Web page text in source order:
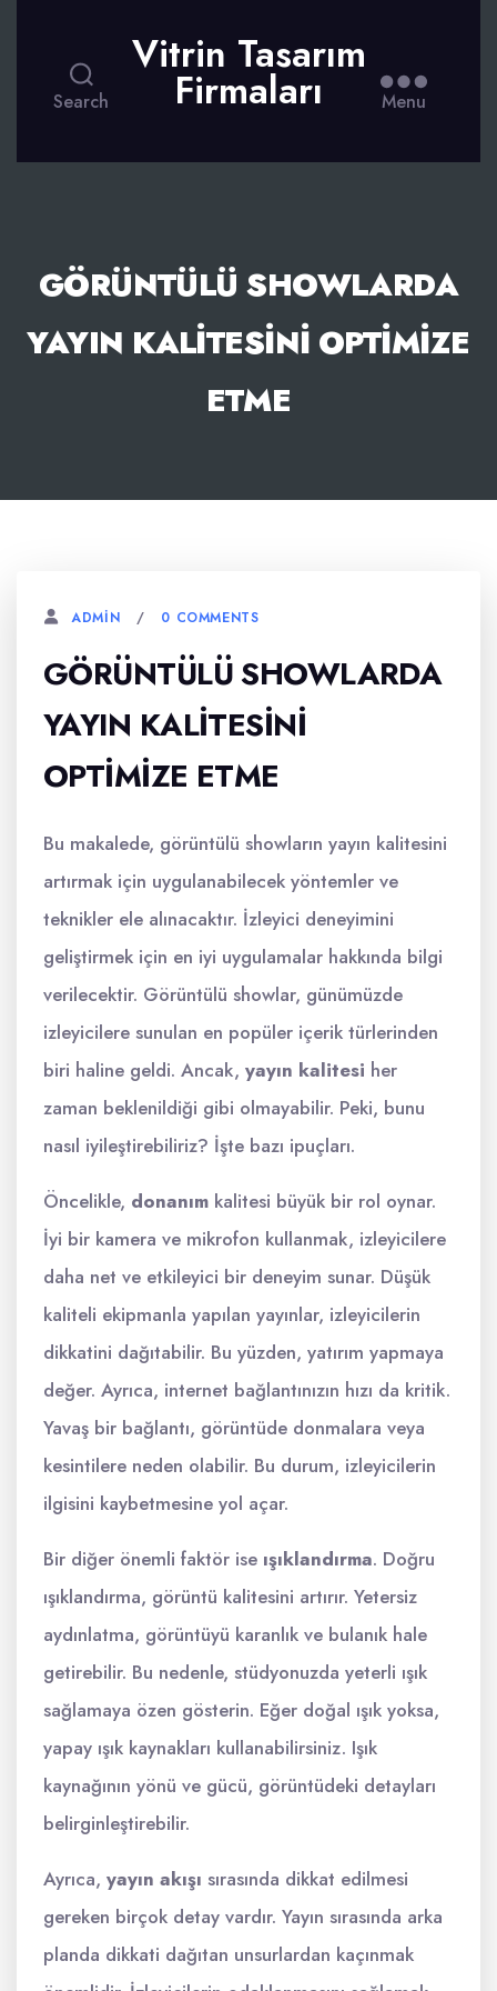
Search
Vitrin Tasarım
Firmaları Menu
GÖRÜNTÜLÜ SHOWLARDA
YAYIN KALITESINI OPTIMIZE
ETME
ADMIN 0 COMMENTS
GÖRÜNTÜLÜ SHOWLARDA
YAYIN KALITESINI
OPTIMIZE ETME
Bu makalede, görüntülü showların yayın kalitesini
artırmak için uygulanabilecek yöntemler ve
teknikler ele alınacaktır. İzleyici deneyimini
geliştirmek için en iyi uygulamalar hakkında bilgi
verilecektir. Görüntülü showlar, günümüzde
izleyicilere sunulan en popüler içerik türlerinden
biri haline geldi. Ancak, yayın kalitesi her
zaman beklenildiği gibi olmayabilir. Peki, bunu
nasıl iyileştirebiliriz? İşte bazı ipuçları.
Öncelikle, donanım kalitesi büyük bir rol oynar.
İyi bir kamera ve mikrofon kullanmak, izleyicilere
daha net ve etkileyici bir deneyim sunar. Düşük
kaliteli ekipmanla yapılan yayınlar, izleyicilerin
dikkatini dağıtabilir. Bu yüzden, yatırım yapmaya
değer. Ayrıca, internet bağlantınızın hızı da kritik.
Yavaş bir bağlantı, görüntüde donmalara veya
kesintilere neden olabilir. Bu durum, izleyicilerin
ilgisini kaybetmesine yol açar.
Bir diğer önemli faktör ise ışıklandırma. Doğru
ışıklandırma, görüntü kalitesini artırır. Yetersiz
aydınlatma, görüntüyü karanlık ve bulanık hale
getirebilir. Bu nedenle, stüdyonuzda yeterli ışık
sağlamaya özen gösterin. Eğer doğal ışık yoksa,
yapay ışık kaynakları kullanabilirsiniz. Işık
kaynağının yönü ve gücü, görüntüdeki detayları
belirginleştirebilir.
Ayrıca, yayın akışı sırasında dikkat edilmesi
gereken birçok detay vardır. Yayın sırasında arka
planda dikkati dağıtan unsurlardan kaçınmak